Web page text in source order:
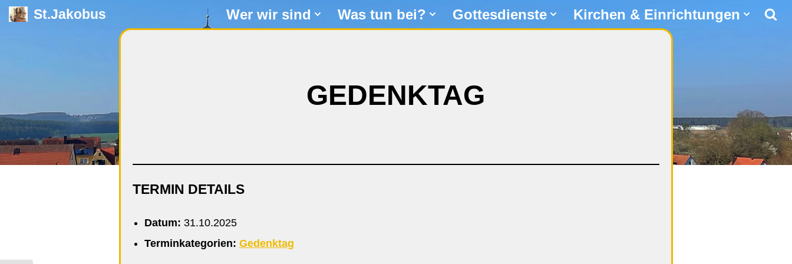
St.Jakobus Wer wir sind Was tun bei? Gottesdienste Kirchen & Einrichtungen
GEDENKTAG
TERMIN DETAILS
Datum: 31.10.2025
Terminkategorien: Gedenktag